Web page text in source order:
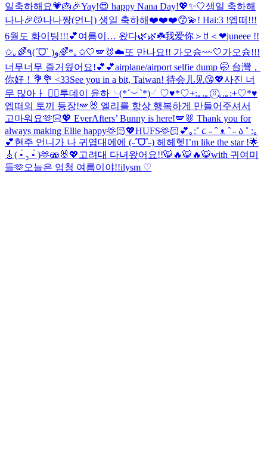
일축하해요💗🎂🎉Yay!😍 happy Nana Day!💖✨🤍생일 축하해
나나🎉😽나나짱(언니) 생일 축하해❤️❤️❤️😙💫! Hai:3 !엡떠!!!
6월도 화이팅!!!💕여름이… 왔다🌿🌿☘️我爱你＞ꇴ＜❤︎juneee !!
✩｡🌈٩(ˊᗜˋ )و🌈*｡✩🤍🪽🐰☁️또 만나요!! 가오슝~~🤍가오슝!!!
너무너무 즐거웠어요!💕💕airplane/airport selfie dump 🤭 台灣，
你好！💐💐 <33See you in a bit, Taiwan! 待会儿见😘💖사진 너
무 많아ㅏ 😵‍💫투데이 윤하╰(*´︶`*)╯♡♥*♡+:｡.｡ ⍤⃝｡.｡:+♡*♥
엡떠의 토끼 등장!🪽🐰 엘리를 항상 행복하게 만들어주셔서
고마워요🫶🏻💖 EverAfters’ Bunny is here!🪽🐰 Thank you for
always making Ellie happy🫶🏻💖HUFS🫶🏻 💕｡:˚ ૮ ˶ ˆ ᴥ ˆ ˶ ა ˚ :｡
💕현주 언니가 나 귀엽대에에 (˶ˆᗜˆ˵) 헤헤헷I’m like the star !🌟
🎸 ( •́ ₃ •̀ )🫶🫨🐰💖 고려대 다녀왔어요!!🐯🔥🐯🔥🐯with 귀여미
들🫶오늘은 엄청 여름이야!!ilysm ♡